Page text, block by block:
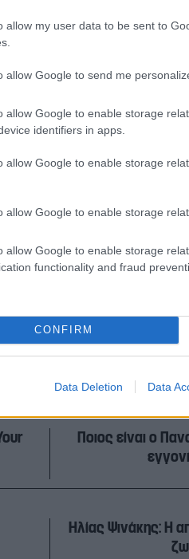
allow my user data to be sent to
allow Google to send me
allow Google to enable storage
identifiers in apps.
allow Google to enable storage
allow Google to enable storage
allow Google to enable storage
functionality and fraud
CONFIRM
Data Deletion Data
λίγο ερωτιάρα»
και με σούπες»: Όταν ο
– αλλά παίζει τα σουξέ
Άκης Καπράνος:
Ποιος είναι ο
Ηλίας Ψινάκης: Η